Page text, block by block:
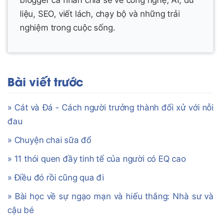
liệu, SEO, viết lách, chạy bộ và những trải
nghiệm trong cuộc sống.
Bài viết trước
» Cát và Đá - Cách người trưởng thành đối xử với nỗi
đau
» Chuyện chai sữa đổ
» 11 thói quen đầy tinh tế của người có EQ cao
» Điều đó rồi cũng qua đi
» Bài học về sự ngạo mạn và hiếu thắng: Nhà sư và
cậu bé